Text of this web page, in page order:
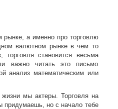
рынке, а именно про торговлю
валютном рынке в чем то
становится весьма
важно читать это письмо
анализ математическим или
мы актеры. Торговля на
придумаешь, но с начало тебе